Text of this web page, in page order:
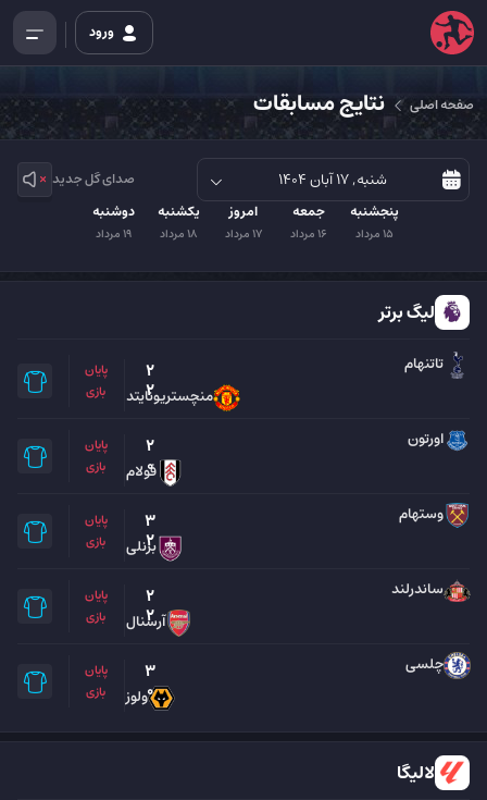
ورود
صفحه اصلی نتایج مسابقات
پنجشنبه
15 مرداد
جمعه
16 مرداد
امروز
17 مرداد
یکشنبه
18 مرداد
دوشنبه
19 مرداد
صدای گل جدید
لیگ برتر
پایان
بازی
تاتنهام 2
2
منچستریونایتد
پایان
بازی
اورتون 2
0
فولام
پایان
بازی
وستهام 3
2
برنلی
پایان
بازی
ساندرلند 2
2
آرسنال
پایان
بازی
چلسی 3
0ولوز
لالیگا